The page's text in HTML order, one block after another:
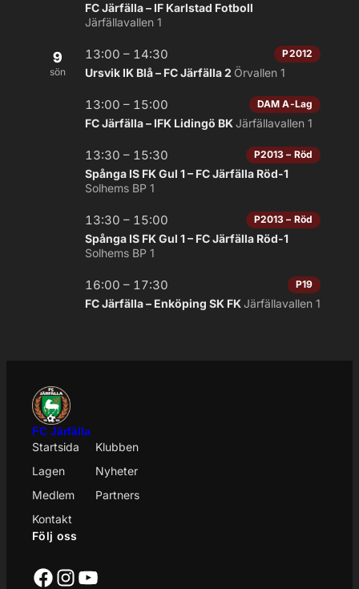
FC Järfälla – IF Karlstad Fotboll
Järfällavallen 1
9
sön
13:00 – 14:30 P2012
Ursvik IK Blå – FC Järfälla 2 Örvallen 1
13:00 – 15:00 DAM A-Lag
FC Järfälla – IFK Lidingö BK Järfällavallen 1
13:30 – 15:30 P2013 – Röd
Spånga IS FK Gul 1 – FC Järfälla Röd-1
Solhems BP 1
13:30 – 15:00 P2013 – Röd
Spånga IS FK Gul 1 – FC Järfälla Röd-1
Solhems BP 1
16:00 – 17:30 P19
FC Järfälla – Enköping SK FK Järfällavallen 1
FC Järfälla
Startsida
Klubben
Lagen
Nyheter
Medlem
Partners
Kontakt
Följ oss
Facebook
Instagram
YouTube